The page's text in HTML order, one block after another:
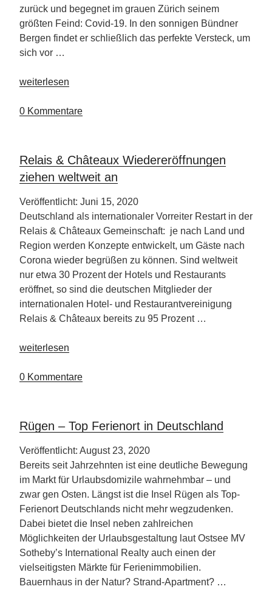
zurück und begegnet im grauen Zürich seinem
größten Feind: Covid-19. In den sonnigen Bündner
Bergen findet er schließlich das perfekte Versteck, um
sich vor …
„„Bond“
der
Covid-
19“
weiterlesen
0 Kommentare
Relais & Châteaux Wiedereröffnungen
ziehen weltweit an
Veröffentlicht: Juni 15, 2020
Deutschland als internationaler Vorreiter Restart in der
Relais & Châteaux Gemeinschaft: je nach Land und
Region werden Konzepte entwickelt, um Gäste nach
Corona wieder begrüßen zu können. Sind weltweit
nur etwa 30 Prozent der Hotels und Restaurants
eröffnet, so sind die deutschen Mitglieder der
internationalen Hotel- und Restaurantvereinigung
Relais & Châteaux bereits zu 95 Prozent …
„Relais
Châteaux
weltweit
an“
weiterlesen
0 Kommentare
Rügen – Top Ferienort in Deutschland
Veröffentlicht: August 23, 2020
Bereits seit Jahrzehnten ist eine deutliche Bewegung
im Markt für Urlaubsdomizile wahrnehmbar – und
zwar gen Osten. Längst ist die Insel Rügen als Top-
Ferienort Deutschlands nicht mehr wegzudenken.
Dabei bietet die Insel neben zahlreichen
Möglichkeiten der Urlaubsgestaltung laut Ostsee MV
Sotheby’s International Realty auch einen der
vielseitigsten Märkte für Ferienimmobilien.
Bauernhaus in der Natur? Strand-Apartment? …